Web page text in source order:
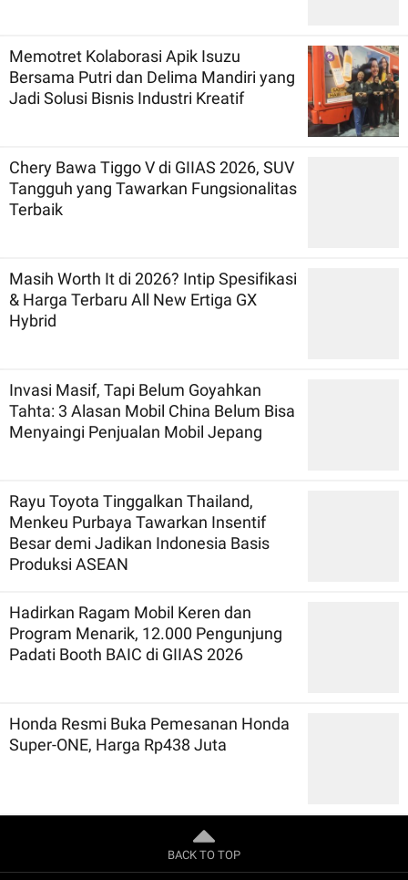
Memotret Kolaborasi Apik Isuzu
Bersama Putri dan Delima Mandiri yang
Jadi Solusi Bisnis Industri Kreatif
Chery Bawa Tiggo V di GIIAS 2026, SUV
Tangguh yang Tawarkan Fungsionalitas
Terbaik
Masih Worth It di 2026? Intip Spesifikasi
& Harga Terbaru All New Ertiga GX
Hybrid
Invasi Masif, Tapi Belum Goyahkan
Tahta: 3 Alasan Mobil China Belum Bisa
Menyaingi Penjualan Mobil Jepang
Rayu Toyota Tinggalkan Thailand,
Menkeu Purbaya Tawarkan Insentif
Besar demi Jadikan Indonesia Basis
Produksi ASEAN
Hadirkan Ragam Mobil Keren dan
Program Menarik, 12.000 Pengunjung
Padati Booth BAIC di GIIAS 2026
Honda Resmi Buka Pemesanan Honda
Super-ONE, Harga Rp438 Juta
BACK TO TOP